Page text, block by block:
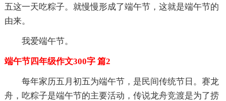
五这一天吃粽子。就慢慢形成了端午节，这就是端午节的
由来。
我爱端午节。
端午节四年级作文300字 篇2
每年家历五月初五为端午节，是民间传统节日。赛龙
舟，吃粽子是端午节的主要活动，传说龙舟竞渡是为了捞